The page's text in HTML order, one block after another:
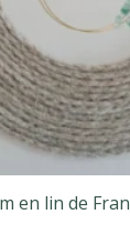
en lin de